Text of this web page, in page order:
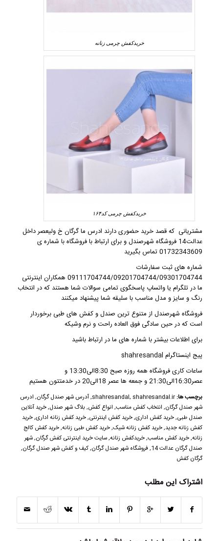
خریدکفش چرمی زنانه
خریدکفش چرمی کد۱۶۴
مشتریانی که قصد خرید حضوری دارند ادرس ما گرگان خ ولیعصر داخل
عدالت14 فروشگاه شهرصندل و برای ارتباط با فروشگاه با شماره ی
01732343609 تماس بگیرید
شماره های ثبت سفارشات
09111704744/09201704744/09301704744 همکاران اینترنتی
ما در تلگرام یا واتساپ پاسخگوی تمامی سوالات شما هستند که در انتخاب
رنگ و سایز و مدل مناسب با سلیقه شما پیشنهاد میکنند
فروشگاه شهرصندلاز متنوع ترینصندل و کفش های طبی برخوردار
است که در حین سادگی فوق العاده راحت و نرم وشیکه
برای اطلاعات بیشتر با شماره های ما در ارتباط باشید
پیج اینستاگرام shahresandal
ساعات کاری فروشگاه همه روزه صبح 8:30الی13:30 و
عصر16:30الی21:30 و جمعه ها عصر 18الی20 در خدمتتون هستیم
برچسب ها: shahresandal,shahresandal.ir
,آدرس شهر صندل گرگان, ادرس
شهر صندل گرگان, انتخاب کفش مناسب, انواع کفش, بلاگ شهر صندل,خرید آنلاین
صندل طبی,خرید کفش اداری,خرید کفش اینترنتی,خرید کفش زنانه اداری,خرید
کفش زنانه جدید,خرید کفش زنانه شیک,خرید کفش طبی زنانه,خرید کفش کالج
زنانه,خرید کفش مناسب,خریدکفش زنانه,سایت خرید اینترنتی کفش گرگان,شهر
صندل گرگان عدالت 14
,فروشگاه شهر صندل گرگان,کیف و کفش شهر صندل گرگان,
گرگان کفش
اشتراک این مطلب